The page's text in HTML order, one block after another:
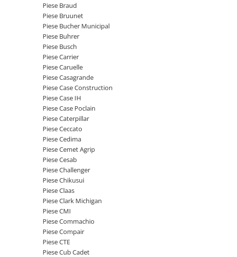
Placute de frana
Pompa de frana - cilindru de frana
Frana utilaje
Supapa franare
Kit reparatii
Cabluri frana
Rezervor lichid de frana
Lichid de frana
Antigel frane
Piese fara categorie
Garnituri utilaje
Abtibilduri - Etichete
Piese electrice
Cabluri si mufe
Mufe si pini
Piese contact
Piese Lamborghini
Piese Same
Piese Renault
Piese Hurlimann
Piese Zetor
Piese Weidemann
Piese Sennebogen
Piese Timberjack
Piese Valmet Valtra
Piese Vogele
Piese Yuchai
Piese Zeppelin
Piese Schaeff
Piese Putzmeister
Piese Mitsubishi
Piese Braud
Piese Bruunet
Piese Bucher Municipal
Piese Buhrer
Piese Busch
Piese Carrier
Piese Caruelle
Piese Casagrande
Piese Case Construction
Piese Case IH
Piese Case Poclain
Piese Caterpillar
Piese Ceccato
Piese Cedima
Piese Cemet Agrip
Piese Cesab
Piese Challenger
Piese Chikusui
Piese Claas
Piese Clark Michigan
Piese CMI
Piese Commachio
Piese Compair
Piese CTE
Piese Cub Cadet